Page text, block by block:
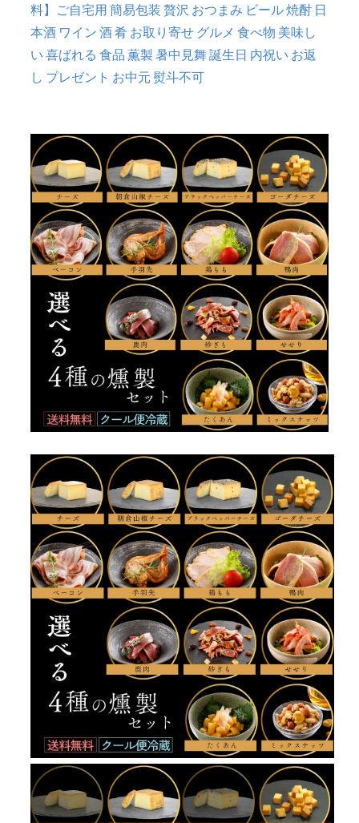
料】ご自宅用 簡易包装 贅沢 おつまみ ビール 焼酎 日
本酒 ワイン 酒 肴 お取り寄せ グルメ 食べ物 美味し
い 喜ばれる 食品 薫製 暑中見舞 誕生日 内祝い お返
し プレゼント お中元 熨斗不可